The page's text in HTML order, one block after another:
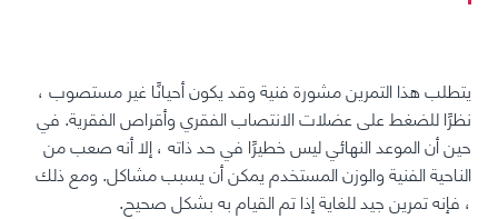
يتطلب هذا التمرين مشورة فنية وقد يكون أحيانًا غير مستصوب ،
نظرًا للضغط على عضلات الانتصاب الفقري وأقراص الفقرية. في
حين أن الموعد النهائي ليس خطيرًا في حد ذاته ، إلا أنه صعب من
الناحية الفنية والوزن المستخدم يمكن أن يسبب مشاكل. ومع ذلك
، فإنه تمرين جيد للغاية إذا تم القيام به بشكل صحيح.